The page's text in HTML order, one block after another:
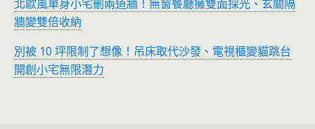
北歐風單身小宅刪兩道牆！無窗餐廳擁雙面採光、玄關隔
牆變雙倍收納
別被 10 坪限制了想像！吊床取代沙發、電視櫃變貓跳台
開創小宅無限潛力